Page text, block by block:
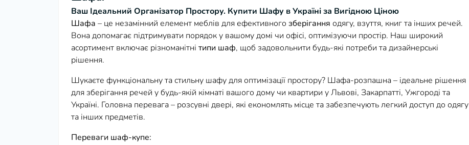
Ваш Ідеальний Організатор Простору. Купити Шафу в Україні за Вигідною Ціною
Шафа – це незамінний елемент меблів для ефективного зберігання одягу, взуття, книг та інших речей.
Вона допомагає підтримувати порядок у вашому домі чи офісі, оптимізуючи простір. Наш широкий
асортимент включає різноманітні типи шаф, щоб задовольнити будь-які потреби та дизайнерські
рішення.
Шукаєте функціональну та стильну шафу для оптимізації простору? Шафа-розпашна – ідеальне рішення
для зберігання речей у будь-якій кімнаті вашого дому чи квартири у Львові, Закарпатті, Ужгороді та
Україні. Головна перевага – розсувні двері, які економлять місце та забезпечують легкий доступ до одягу
та інших предметів.
Переваги шаф-купе: